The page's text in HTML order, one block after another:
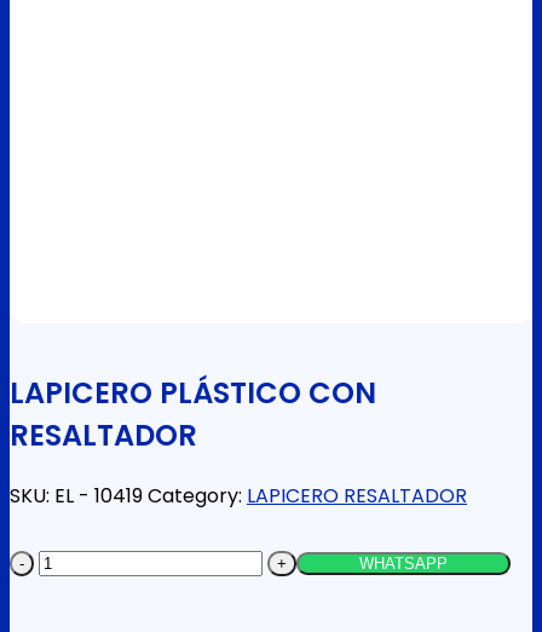
LAPICERO PLÁSTICO CON
RESALTADOR
SKU: EL - 10419Category: LAPICERO RESALTADOR
LAPICERO
WHATSAPP